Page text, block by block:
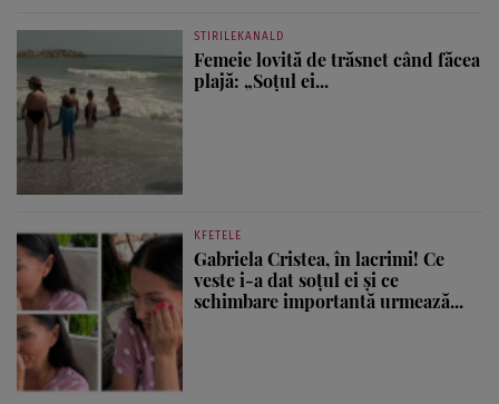
STIRILEKANALD
Femeie lovită de trăsnet când făcea
plajă: „Soțul ei...
KFETELE
Gabriela Cristea, în lacrimi! Ce
veste i-a dat soțul ei și ce
schimbare importantă urmează...